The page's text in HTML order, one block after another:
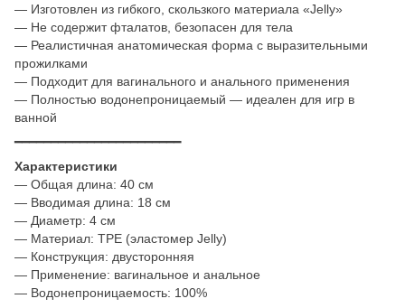
— Изготовлен из гибкого, скользкого материала «Jelly»
— Не содержит фталатов, безопасен для тела
— Реалистичная анатомическая форма с выразительными
прожилками
— Подходит для вагинального и анального применения
— Полностью водонепроницаемый — идеален для игр в
ванной
━━━━━━━━━━━━━━━━━━━━━━━
Характеристики
— Общая длина: 40 см
— Вводимая длина: 18 см
— Диаметр: 4 см
— Материал: TPE (эластомер Jelly)
— Конструкция: двусторонняя
— Применение: вагинальное и анальное
— Водонепроницаемость: 100%